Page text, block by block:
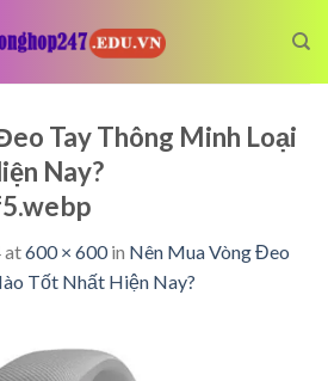
Tay Thông Minh Loại
Nay?
at600 × 600in Nên Mua Vòng Đeo
Tốt Nhất Hiện Nay?